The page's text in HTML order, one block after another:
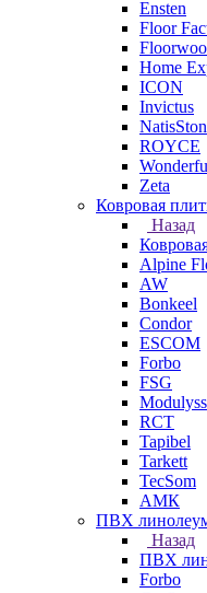
Ensten
Floor
Home
ICON
Invictus
NatisSton
ROYCE
Zeta
Ковровая
Назад
Alpine
AW
Bonkeel
Condor
ESCOM
Forbo
FSG
Modulyss
RCT
Tapibel
Tarkett
TecSom
АМК
ПВХ
Назад
ПВХ
Forbo